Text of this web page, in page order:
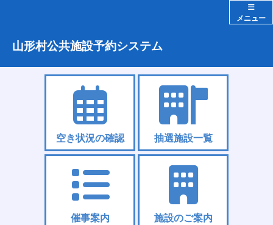
メニュー
山形村公共施設予約システム
空き状況の確認 抽選施設一覧
催事案内 施設のご案内